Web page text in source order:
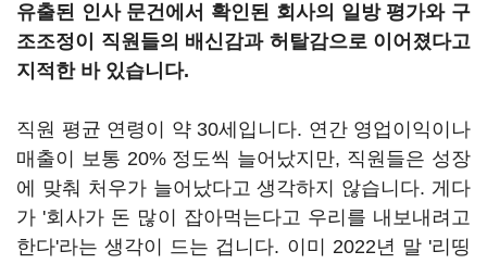
유출된 인사 문건에서 확인된 회사의 일방 평가와 구
조조정이 직원들의 배신감과 허탈감으로 이어졌다고
지적한 바 있습니다.
직원 평균 연령이 약 30세입니다. 연간 영업이익이나
매출이 보통 20% 정도씩 늘어났지만, 직원들은 성장
에 맞춰 처우가 늘어났다고 생각하지 않습니다. 게다
가 '회사가 돈 많이 잡아먹는다고 우리를 내보내려고
한다'라는 생각이 드는 겁니다. 이미 2022년 말 '리띵